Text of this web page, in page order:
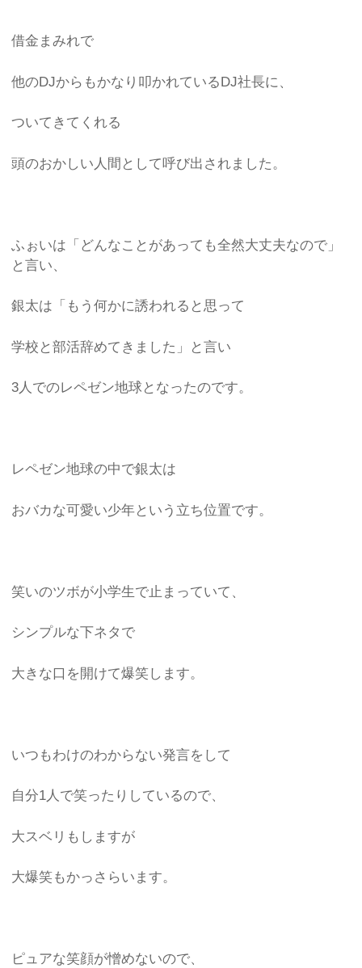
借金まみれで
他のDJからもかなり叩かれているDJ社長に、
ついてきてくれる
頭のおかしい人間として呼び出されました。
ふぉいは「どんなことがあっても全然大丈夫なので」
と言い、
銀太は「もう何かに誘われると思って
学校と部活辞めてきました」と言い
3人でのレペゼン地球となったのです。
レペゼン地球の中で銀太は
おバカな可愛い少年という立ち位置です。
笑いのツボが小学生で止まっていて、
シンプルな下ネタで
大きな口を開けて爆笑します。
いつもわけのわからない発言をして
自分1人で笑ったりしているので、
大スベリもしますが
大爆笑もかっさらいます。
ピュアな笑顔が憎めないので、